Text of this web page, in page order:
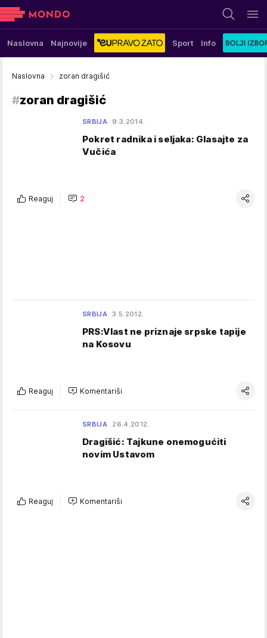
Naslovna Najnovije Sport Info
Naslovna zoran dragišić
#zoran dragišić
SRBIJA 9.3.2014.
Pokret radnika i seljaka: Glasajte za
Vučića
Reaguj 2
SRBIJA 3.5.2012.
PRS:Vlast ne priznaje srpske tapije
na Kosovu
Reaguj Komentariši
SRBIJA 26.4.2012.
Dragišić: Tajkune onemogućiti
novim Ustavom
Reaguj Komentariši